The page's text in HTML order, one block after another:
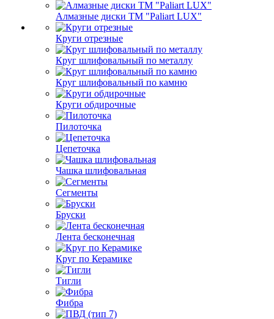
Алмазные диски ТМ "Paliart LUX"
Круги отрезные
Круг шлифовальный по металлу
Круг шлифовальный по камню
Круги обдирочные
Пилоточка
Цепеточка
Чашка шлифовальная
Сегменты
Бруски
Лента бесконечная
Круг по Керамике
Тигли
Фибра